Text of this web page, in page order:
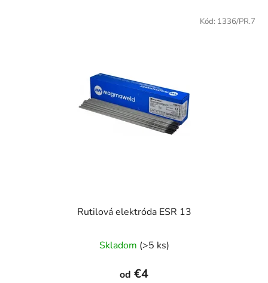
Rutilová elektróda ESR 13
Skladom (>5 ks)
od €4
Kód: 1336/PR.7